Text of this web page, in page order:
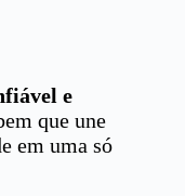
e
que une
em uma só